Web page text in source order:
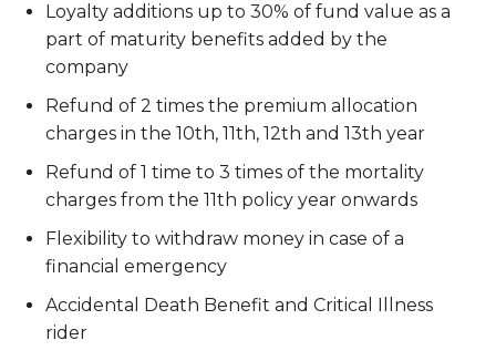
Loyalty additions up to 30% of fund value as a
part of maturity benefits added by the
company
Refund of 2 times the premium allocation
charges in the 10th, 11th, 12th and 13th year
Refund of 1 time to 3 times of the mortality
charges from the 11th policy year onwards
Flexibility to withdraw money in case of a
financial emergency
Accidental Death Benefit and Critical Illness
rider